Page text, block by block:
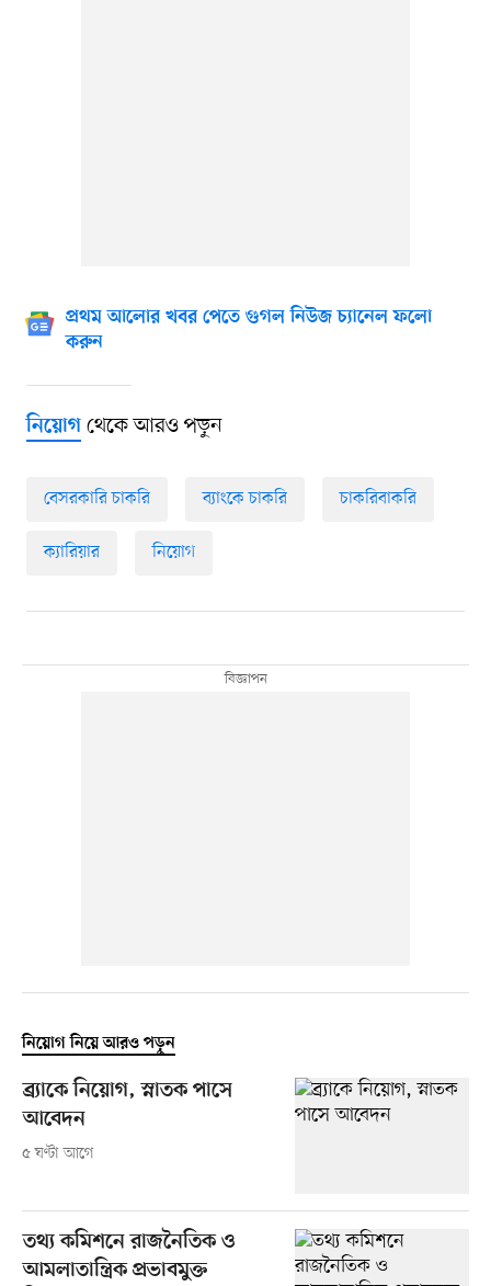
প্রথম আলোর খবর পেতে গুগল নিউজ চ্যানেল ফলো
করুন
নিয়োগথেকে আরও পড়ুন
বেসরকারি চাকরি ব্যাংকে চাকরি চাকরিবাকরি
ক্যারিয়ার নিয়োগ
নিয়োগ নিয়ে আরও পড়ুন
ব্র্যাকে নিয়োগ, স্নাতক পাসে
আবেদন
৫ ঘণ্টা আগে
তথ্য কমিশনে রাজনৈতিক ও
আমলাতান্ত্রিক প্রভাবমুক্ত